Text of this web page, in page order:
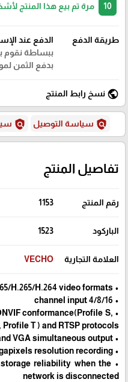
مرة تم بيع هذا المنتج
طريقة الدفع
الدفع عند
ببساطة نقوم
بدفع الثمن
public نسخ رابط المنتج
policy سياسة التوصيل policy
تفاصيل المنتج
رقم المنتج 1153
الباركود 1523
العلامة التجارية VECHO
• Support Ultra 265/H.265/H.264 video formats
• 4/8/16 channel input
conformance(Profile S,
Profile T ) and RTSP protocols
• Support HDMI and VGA simultaneous output
• Up to 12 Megapixels resolution recording
storage reliability when the
network is disconnected